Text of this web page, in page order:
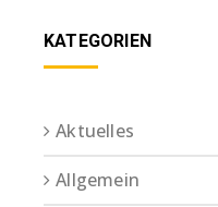
KATEGORIEN
Aktuelles
Allgemein